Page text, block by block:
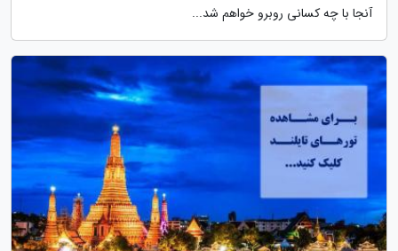
آنجا با چه کسانی روبرو خواهم شد...